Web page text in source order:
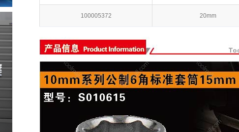
20mm
100005372